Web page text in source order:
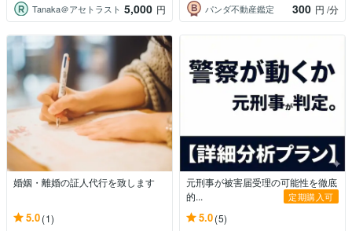
Tanaka＠アセトラスト 5,000 円 パンダ不動産鑑定 300 円 /分
婚姻・離婚の証人代行を致します
5.0(1)
元刑事が被害届受理の可能性を徹底
的...
定期購入可
5.0(5)